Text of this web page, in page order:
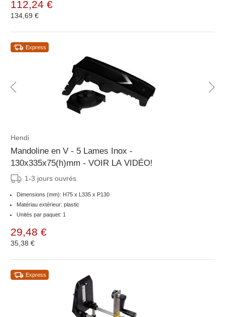
112,24 €
134,69 €
Express
Hendi
Mandoline en V - 5 Lames Inox -
130x335x75(h)mm - VOIR LA VIDÉO!
1-3 jours ouvrés
Dimensions (mm): H75 x L335 x P130
Matériau extérieur: plastic
Unités par paquet: 1
29,48 €
35,38 €
Express